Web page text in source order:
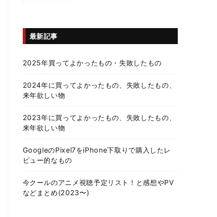
最新記事
2025年買ってよかったもの・失敗したもの
2024年に買ってよかったもの、失敗したもの、
来年欲しい物
2023年に買ってよかったもの、失敗したもの、
来年欲しい物
GoogleのPixel7をiPhone下取りで購入したレ
ビュー的なもの
今クールのアニメ視聴予定リスト！と感想やPV
などまとめ(2023〜)